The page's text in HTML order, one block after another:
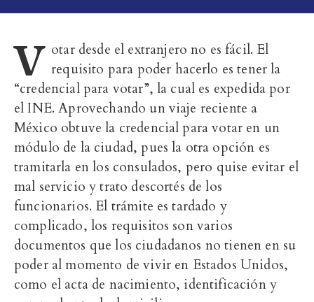
V otar desde el extranjero no es fácil. El
requisito para poder hacerlo es tener la
“credencial para votar”, la cual es expedida por
el INE. Aprovechando un viaje reciente a
México obtuve la credencial para votar en un
módulo de la ciudad, pues la otra opción es
tramitarla en los consulados, pero quise evitar el
mal servicio y trato descortés de los
funcionarios. El trámite es tardado y
complicado, los requisitos son varios
documentos que los ciudadanos no tienen en su
poder al momento de vivir en Estados Unidos,
como el acta de nacimiento, identificación y